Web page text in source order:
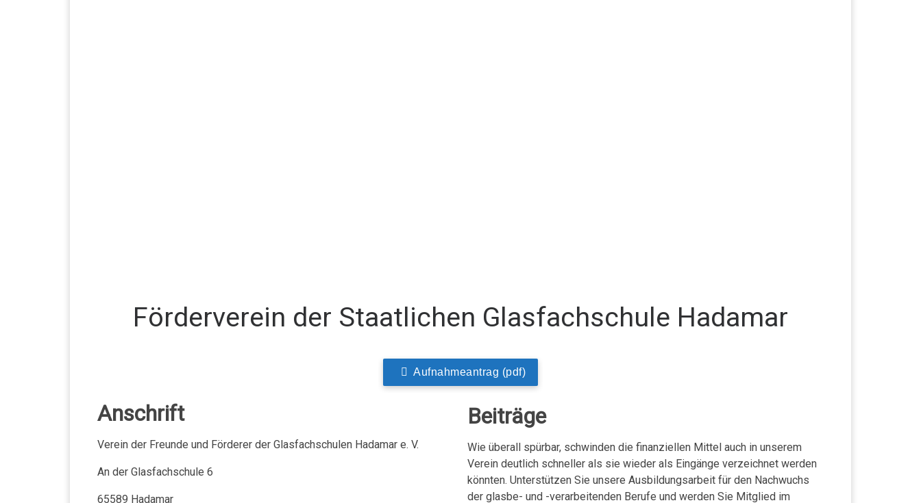
Förderverein der Staatlichen Glasfachschule Hadamar
Aufnahmeantrag (pdf)
Anschrift
Verein der Freunde und Förderer der Glasfachschulen Hadamar e. V.
An der Glasfachschule 6
65589 Hadamar
Beiträge
Wie überall spürbar, schwinden die finanziellen Mittel auch in unserem
Verein deutlich schneller als sie wieder als Eingänge verzeichnet werden
könnten. Unterstützen Sie unsere Ausbildungsarbeit für den Nachwuchs
der glasbe- und -verarbeitenden Berufe und werden Sie Mitglied im